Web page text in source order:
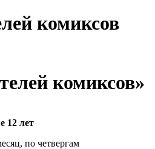
комиксов
комиксов»
12 лет
по четвергам